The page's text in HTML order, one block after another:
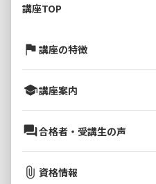
講座TOP
講座の特徴
講座案内
合格者・受講生の声
資格情報